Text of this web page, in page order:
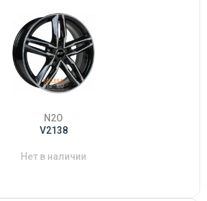
N2O
V2138
Нет в наличии